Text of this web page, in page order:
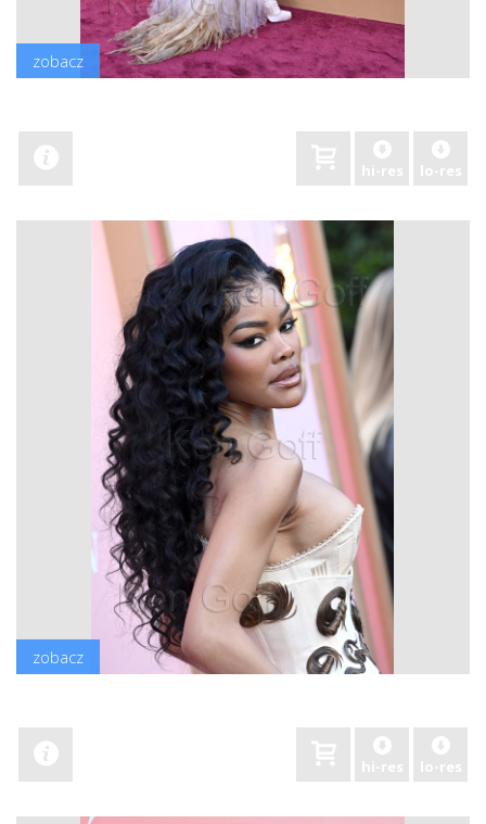
zobacz
hi-res lo-res
zobacz
hi-res lo-res